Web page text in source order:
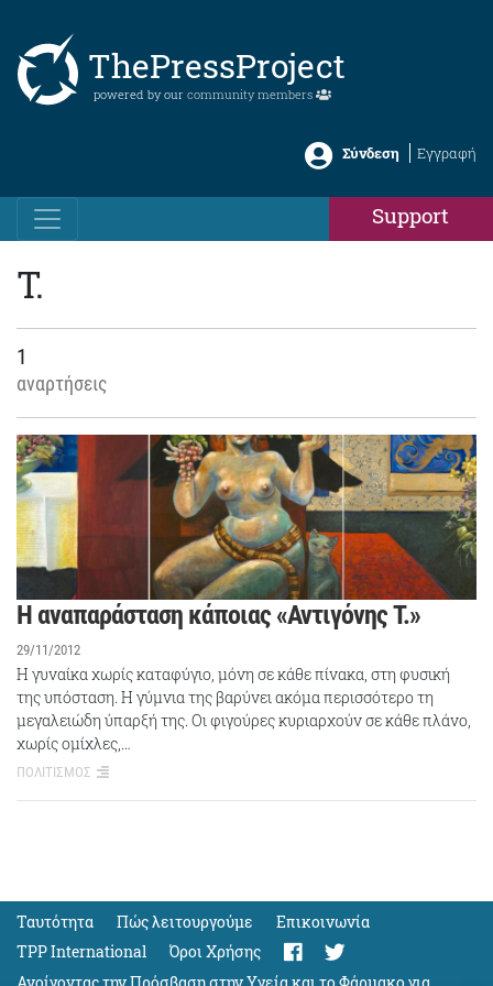
ThePressProject
powered by our community members
Σύνδεση Εγγραφή
Support
Τ.
1
αναρτήσεις
Η αναπαράσταση κάποιας «Αντιγόνης Τ.»
29/11/2012
Η γυναίκα χωρίς καταφύγιο, μόνη σε κάθε πίνακα, στη φυσική
της υπόσταση. Η γύμνια της βαρύνει ακόμα περισσότερο τη
μεγαλειώδη ύπαρξή της. Οι φιγούρες κυριαρχούν σε κάθε πλάνο,
χωρίς ομίχλες,…
ΠΟΛΙΤΙΣΜΟΣ
Ταυτότητα Πώς λειτουργούμε
Eπικοινωνία
TPP International
Όροι Χρήσης